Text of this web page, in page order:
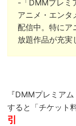
-「DMMプレミ
アニメ・エンタ
配信中。 特にア
放題作品が充実
『DMMプレミア
すると「チケット
引